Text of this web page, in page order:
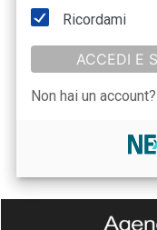
Ricordami
ACCEDI E
Non hai un account?